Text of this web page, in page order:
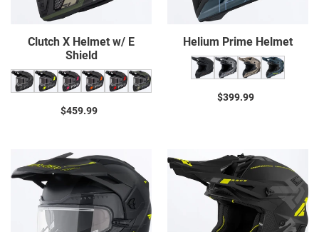
Clutch X Helmet w/ E
Shield
Prix
$459.99
Helium Prime Helmet
Prix
$399.99
Maverick
X
Pro
Helmet
Helium
Race
Div
Helmet